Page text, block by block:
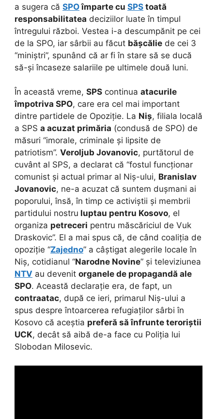
a sugera că SPOîmparte cu SPS toată
responsabilitatea deciziilor luate în timpul
întregului război. Vestea i-a descumpănit pe cei
de la SPO, iar sârbii au făcut bășcălie de cei 3
“miniștri”, spunând că ar fi în stare să se ducă
să-și încaseze salariile pe ultimele două luni.
În această vreme, SPS continua atacurile
împotriva SPO, care era cel mai important
dintre partidele de Opoziție. La Niș, filiala locală
a SPS a acuzat primăria (condusă de SPO) de
măsuri “imorale, criminale și lipsite de
patriotism”. Veroljub Jovanovic, purtătorul de
cuvânt al SPS, a declarat că “fostul funcționar
comunist și actual primar al Niș-ului, Branislav
Jovanovic, ne-a acuzat că suntem dușmani ai
poporului, însă, în timp ce activiștii și membrii
partidului nostru luptau pentru Kosovo, el
organiza petreceri pentru măscăriciul de Vuk
Draskovic”. El a mai spus că, de când coaliția de
opoziție “Zajedno” a câștigat alegerile locale în
Niș, cotidianul “Narodne Novine” și televiziunea
NTV au devenit organele de propagandă ale
SPO. Această declarație era, de fapt, un
contraatac, după ce ieri, primarul Niș-ului a
spus despre întoarcerea refugiaților sârbi în
Kosovo că aceștia preferă să înfrunte teroriștii
UCK, decât să aibă de-a face cu Poliția lui
Slobodan Milosevic.